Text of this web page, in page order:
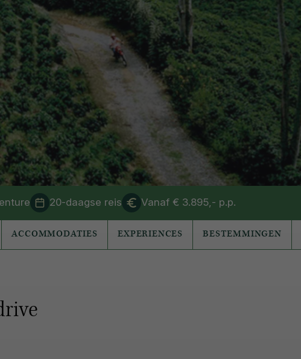
20-daagse reis Vanaf € 3.895,- p.p.
ACCOMMODATIES EXPERIENCES BESTEMMINGEN